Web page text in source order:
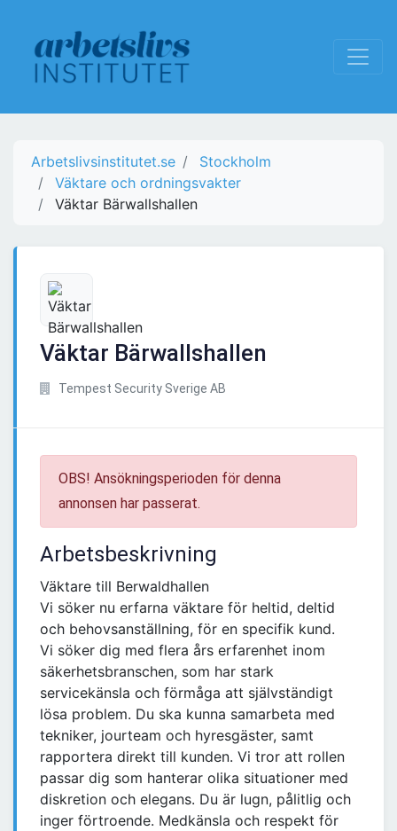
Arbetslivsinstitutet.se
Stockholm
Väktare och ordningsvakter
Väktar Bärwallshallen
Väktar Bärwallshallen
Tempest Security Sverige AB
OBS! Ansökningsperioden för denna
annonsen har passerat.
Arbetsbeskrivning
Väktare till Berwaldhallen
Vi söker nu erfarna väktare för heltid, deltid
och behovsanställning, för en specifik kund.
Vi söker dig med flera års erfarenhet inom
säkerhetsbranschen, som har stark
servicekänsla och förmåga att självständigt
lösa problem. Du ska kunna samarbeta med
tekniker, jourteam och hyresgäster, samt
rapportera direkt till kunden. Vi tror att rollen
passar dig som hanterar olika situationer med
diskretion och elegans. Du är lugn, pålitlig och
inger förtroende. Medkänsla och respekt för